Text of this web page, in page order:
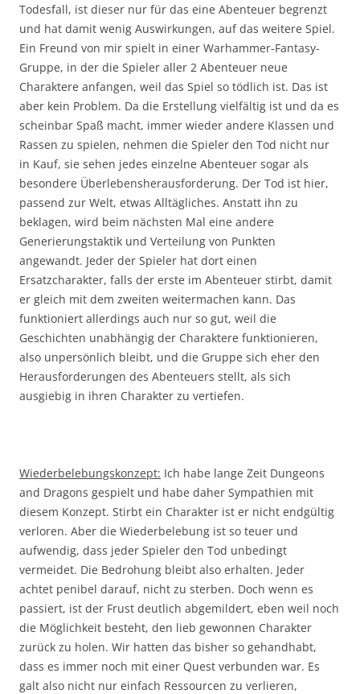
Todesfall, ist dieser nur für das eine Abenteuer begrenzt
und hat damit wenig Auswirkungen, auf das weitere Spiel.
Ein Freund von mir spielt in einer Warhammer-Fantasy-
Gruppe, in der die Spieler aller 2 Abenteuer neue
Charaktere anfangen, weil das Spiel so tödlich ist. Das ist
aber kein Problem. Da die Erstellung vielfältig ist und da es
scheinbar Spaß macht, immer wieder andere Klassen und
Rassen zu spielen, nehmen die Spieler den Tod nicht nur
in Kauf, sie sehen jedes einzelne Abenteuer sogar als
besondere Überlebensherausforderung. Der Tod ist hier,
passend zur Welt, etwas Alltägliches. Anstatt ihn zu
beklagen, wird beim nächsten Mal eine andere
Generierungstaktik und Verteilung von Punkten
angewandt. Jeder der Spieler hat dort einen
Ersatzcharakter, falls der erste im Abenteuer stirbt, damit
er gleich mit dem zweiten weitermachen kann. Das
funktioniert allerdings auch nur so gut, weil die
Geschichten unabhängig der Charaktere funktionieren,
also unpersönlich bleibt, und die Gruppe sich eher den
Herausforderungen des Abenteuers stellt, als sich
ausgiebig in ihren Charakter zu vertiefen.
Wiederbelebungskonzept: Ich habe lange Zeit Dungeons
and Dragons gespielt und habe daher Sympathien mit
diesem Konzept. Stirbt ein Charakter ist er nicht endgültig
verloren. Aber die Wiederbelebung ist so teuer und
aufwendig, dass jeder Spieler den Tod unbedingt
vermeidet. Die Bedrohung bleibt also erhalten. Jeder
achtet penibel darauf, nicht zu sterben. Doch wenn es
passiert, ist der Frust deutlich abgemildert, eben weil noch
die Möglichkeit besteht, den lieb gewonnen Charakter
zurück zu holen. Wir hatten das bisher so gehandhabt,
dass es immer noch mit einer Quest verbunden war. Es
galt also nicht nur einfach Ressourcen zu verlieren,